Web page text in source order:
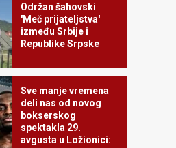
Održan šahovski
'Meč prijateljstva'
između Srbije i
Republike Srpske
Sve manje vremena
deli nas od novog
bokserskog
spektakla 29.
avgusta u Ložionici: